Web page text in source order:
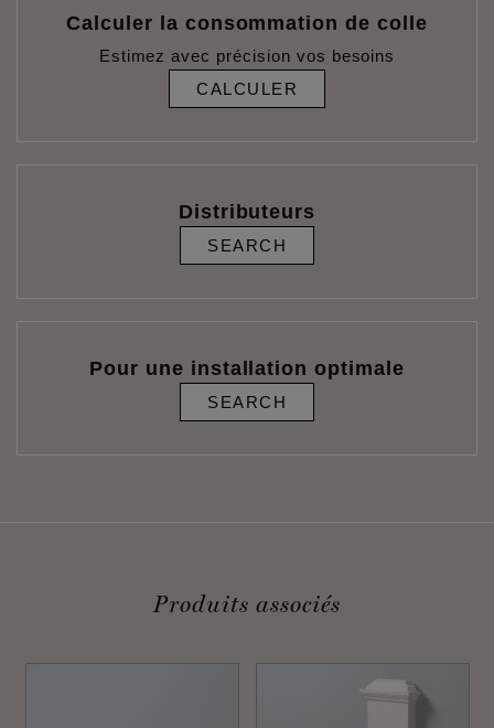
Calculer la consommation de colle
Estimez avec précision vos besoins
CALCULER
Distributeurs
SEARCH
Pour une installation optimale
SEARCH
Produits associés